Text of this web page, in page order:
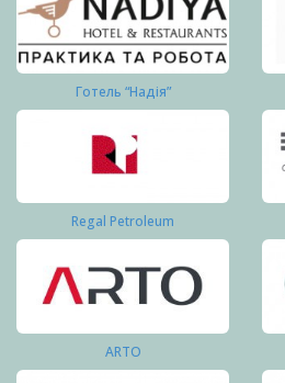
Готель “Надія”
Regal Petroleum
ARTO